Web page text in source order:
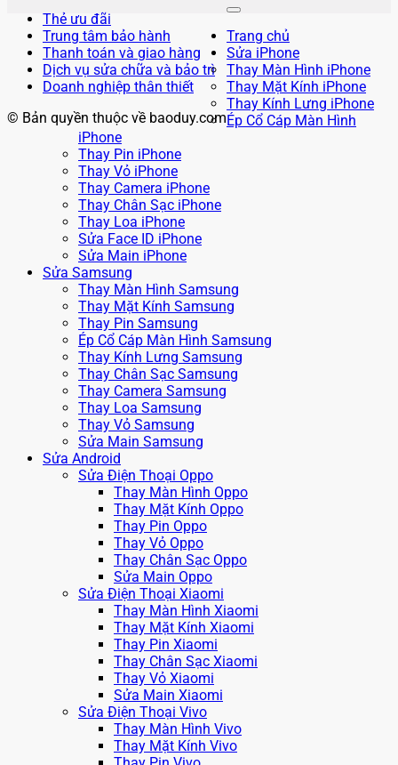
Thẻ ưu đãi
Trung tâm bảo hành
Thanh toán và giao hàng
Dịch vụ sửa chữa và bảo trì
Doanh nghiệp thân thiết
© Bản quyền thuộc về baoduy.com
Trang chủ
Sửa iPhone
Thay Màn Hình iPhone
Thay Mặt Kính iPhone
Thay Kính Lưng iPhone
Ép Cổ Cáp Màn Hình
iPhone
Thay Pin iPhone
Thay Vỏ iPhone
Thay Camera iPhone
Thay Chân Sạc iPhone
Thay Loa iPhone
Sửa Face ID iPhone
Sửa Main iPhone
Sửa Samsung
Thay Màn Hình Samsung
Thay Mặt Kính Samsung
Thay Pin Samsung
Ép Cổ Cáp Màn Hình Samsung
Thay Kính Lưng Samsung
Thay Chân Sạc Samsung
Thay Camera Samsung
Thay Loa Samsung
Thay Vỏ Samsung
Sửa Main Samsung
Sửa Android
Sửa Điện Thoại Oppo
Thay Màn Hình Oppo
Thay Mặt Kính Oppo
Thay Pin Oppo
Thay Vỏ Oppo
Thay Chân Sạc Oppo
Sửa Main Oppo
Sửa Điện Thoại Xiaomi
Thay Màn Hình Xiaomi
Thay Mặt Kính Xiaomi
Thay Pin Xiaomi
Thay Chân Sạc Xiaomi
Thay Vỏ Xiaomi
Sửa Main Xiaomi
Sửa Điện Thoại Vivo
Thay Màn Hình Vivo
Thay Mặt Kính Vivo